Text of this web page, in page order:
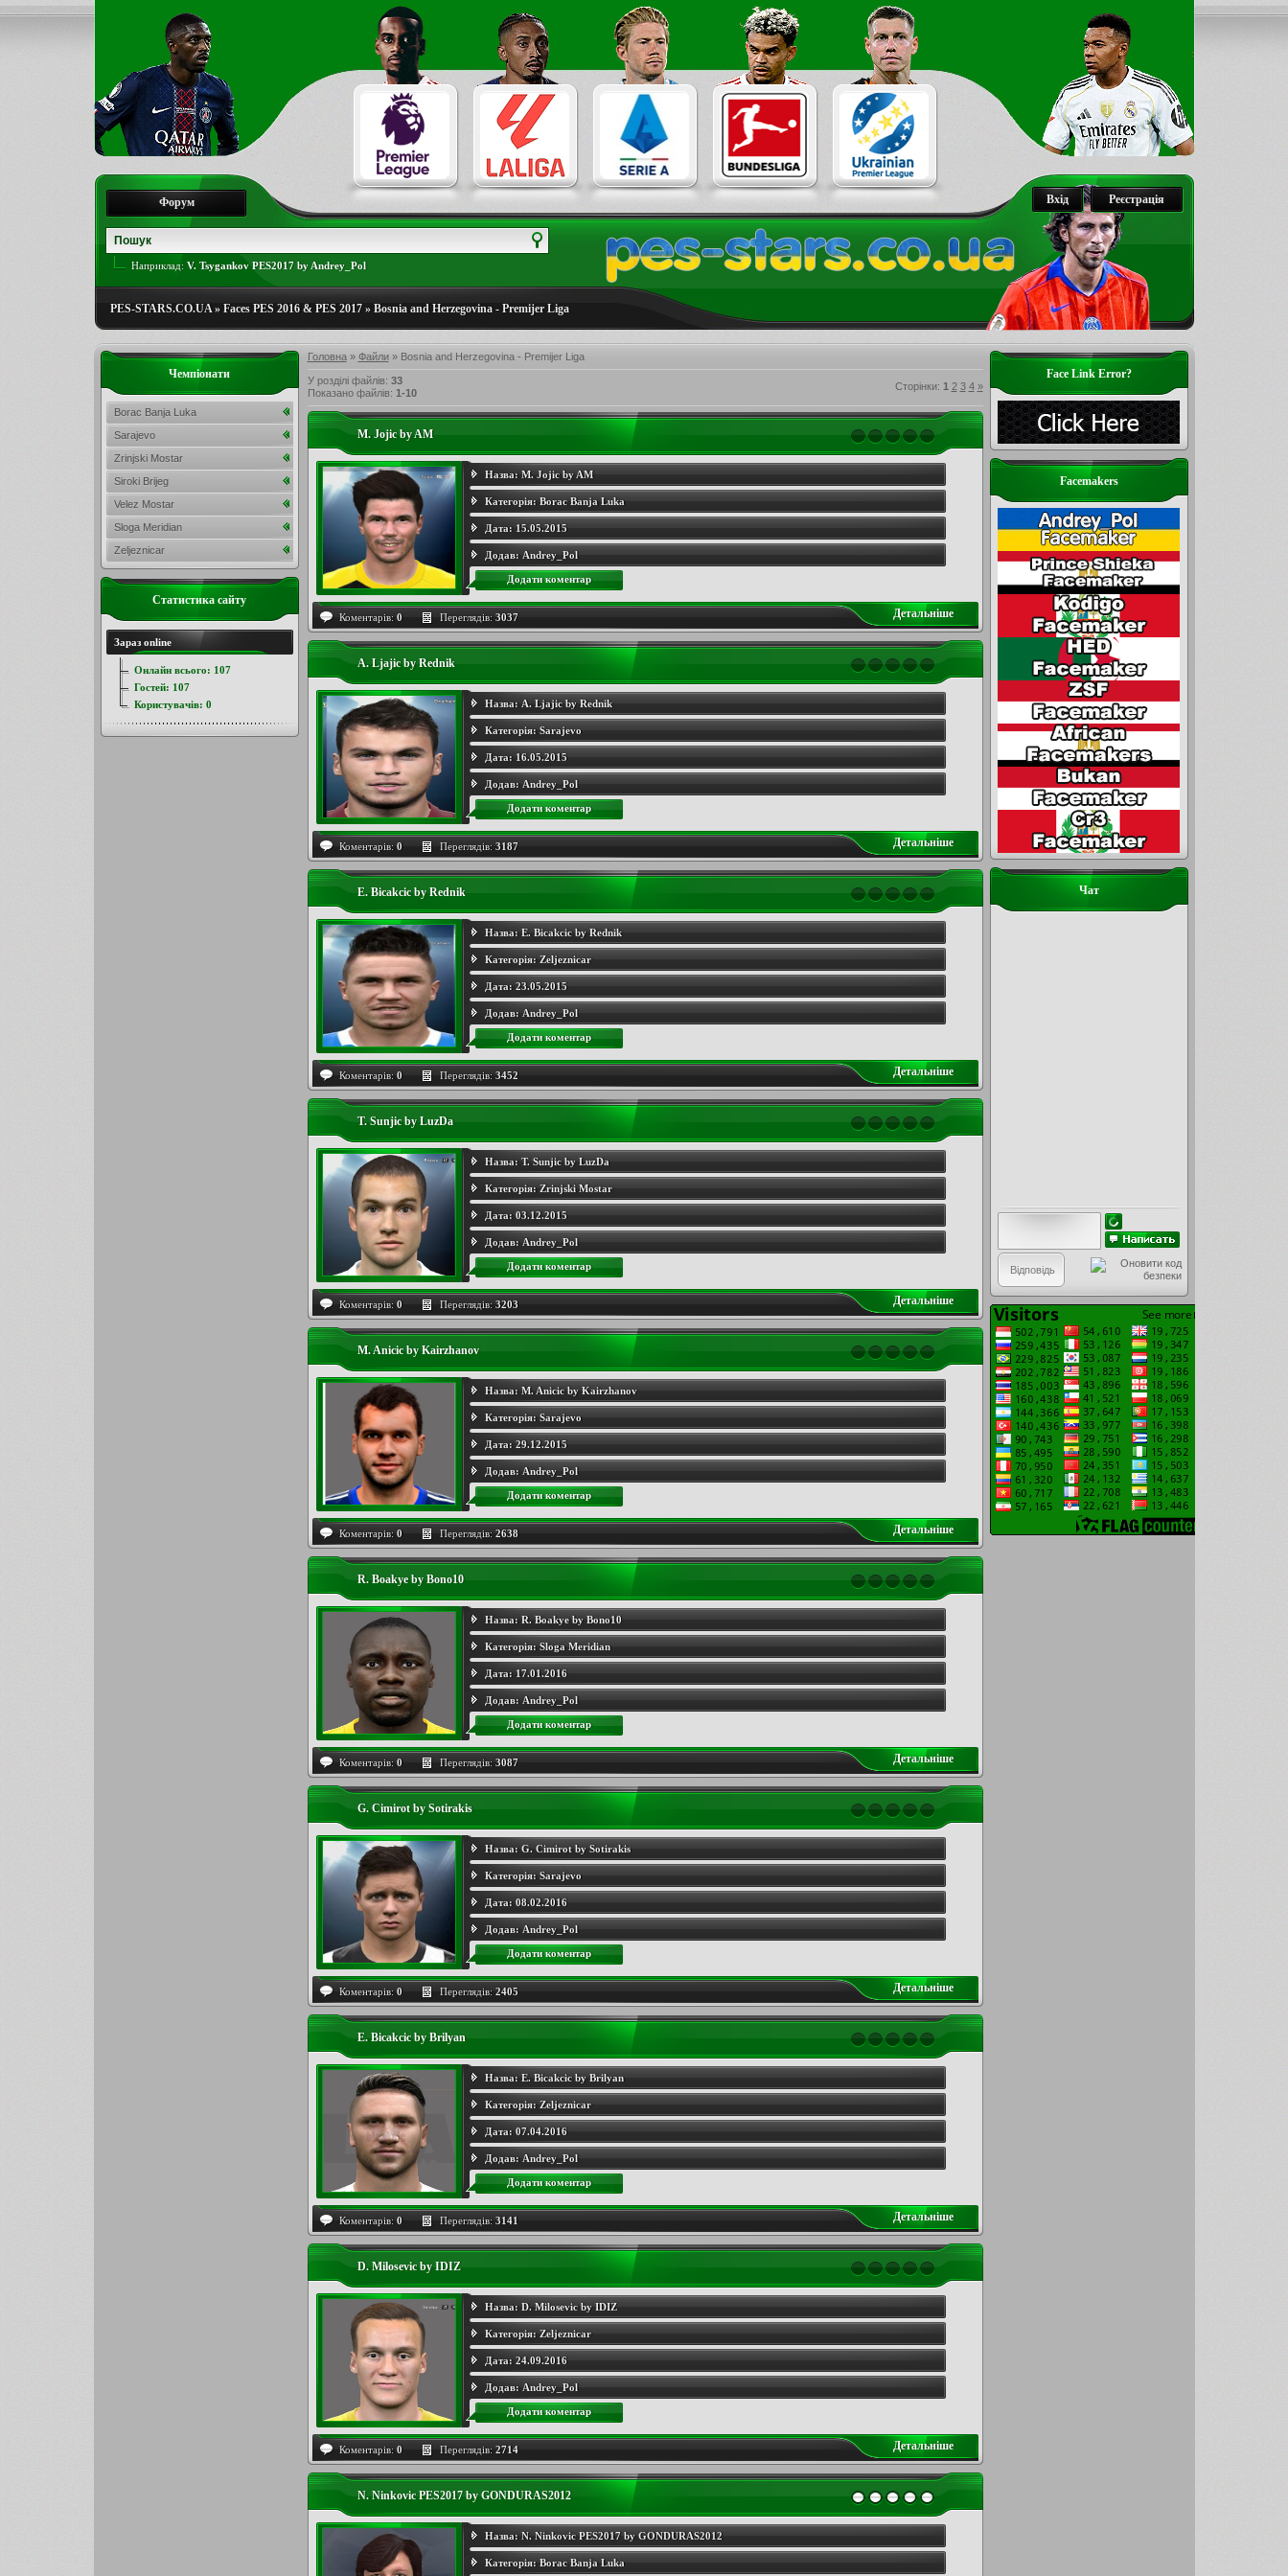
Реєстрація
Вхід
Форум
Наприклад: V. Tsygankov PES2017 by Andrey_Pol
PES-STARS.CO.UA» Faces PES 2016 & PES 2017» Bosnia and Herzegovina - Premijer Liga
Головна» Файли» Bosnia and Herzegovina - Premijer Liga
У розділі файлів: 33
Показано файлів: 1-10
Сторінки: 1 2 3 4 »
M. Jojic by AM
Назва: M. Jojic by AM
Категорія: Borac Banja Luka
Дата: 15.05.2015
Додав: Andrey_Pol
Додати коментар
Коментарів: 0 Переглядів: 3037 Детальнiше
A. Ljajic by Rednik
Назва: A. Ljajic by Rednik
Категорія: Sarajevo
Дата: 16.05.2015
Додав: Andrey_Pol
Додати коментар
Коментарів: 0 Переглядів: 3187 Детальнiше
E. Bicakcic by Rednik
Назва: E. Bicakcic by Rednik
Категорія: Zeljeznicar
Дата: 23.05.2015
Додав: Andrey_Pol
Додати коментар
Коментарів: 0 Переглядів: 3452 Детальнiше
T. Sunjic by LuzDa
Назва: T. Sunjic by LuzDa
Категорія: Zrinjski Mostar
Дата: 03.12.2015
Додав: Andrey_Pol
Додати коментар
Коментарів: 0 Переглядів: 3203 Детальнiше
M. Anicic by Kairzhanov
Назва: M. Anicic by Kairzhanov
Категорія: Sarajevo
Дата: 29.12.2015
Додав: Andrey_Pol
Додати коментар
Коментарів: 0 Переглядів: 2638 Детальнiше
R. Boakye by Bono10
Назва: R. Boakye by Bono10
Категорія: Sloga Meridian
Дата: 17.01.2016
Додав: Andrey_Pol
Додати коментар
Коментарів: 0 Переглядів: 3087 Детальнiше
G. Cimirot by Sotirakis
Назва: G. Cimirot by Sotirakis
Категорія: Sarajevo
Дата: 08.02.2016
Додав: Andrey_Pol
Додати коментар
Коментарів: 0 Переглядів: 2405 Детальнiше
E. Bicakcic by Brilyan
Назва: E. Bicakcic by Brilyan
Категорія: Zeljeznicar
Дата: 07.04.2016
Додав: Andrey_Pol
Додати коментар
Коментарів: 0 Переглядів: 3141 Детальнiше
D. Milosevic by IDIZ
Назва: D. Milosevic by IDIZ
Категорія: Zeljeznicar
Дата: 24.09.2016
Додав: Andrey_Pol
Додати коментар
Коментарів: 0 Переглядів: 2714 Детальнiше
N. Ninkovic PES2017 by GONDURAS2012
Назва: N. Ninkovic PES2017 by GONDURAS2012
Категорія: Borac Banja Luka
Face Link Error?
Facemakers
Чат
Чемпіонати
Borac Banja Luka
Sarajevo
Zrinjski Mostar
Siroki Brijeg
Velez Mostar
Sloga Meridian
Zeljeznicar
Статистика сайту
Зараз online
Онлайн всього: 107
Гостей: 107
Користувачів: 0